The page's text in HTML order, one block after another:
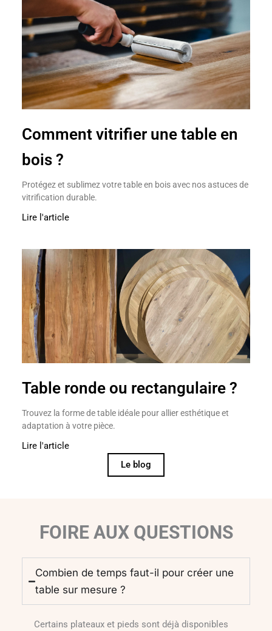
Comment vitrifier une table en
bois ?
Protégez et sublimez votre table en bois avec nos astuces de
vitrification durable.
Lire l'article
Table ronde ou rectangulaire ?
Trouvez la forme de table idéale pour allier esthétique et
adaptation à votre pièce.
Lire l'article
Le blog
FOIRE AUX QUESTIONS
Combien de temps faut-il pour créer une
table sur mesure ?
Certains plateaux et pieds sont déjà disponibles